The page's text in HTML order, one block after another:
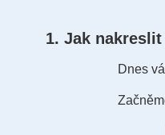
1. Jak
Dnes